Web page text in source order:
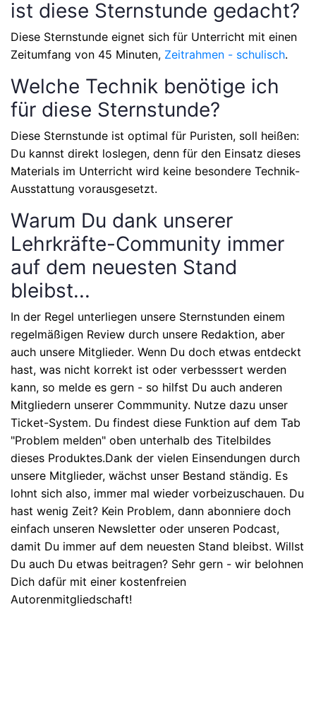
ist diese Sternstunde gedacht?
Diese Sternstunde eignet sich für Unterricht mit einen
Zeitumfang von 45 Minuten, Zeitrahmen - schulisch.
Welche Technik benötige ich
für diese Sternstunde?
Diese Sternstunde ist optimal für Puristen, soll heißen:
Du kannst direkt loslegen, denn für den Einsatz dieses
Materials im Unterricht wird keine besondere Technik-
Ausstattung vorausgesetzt.
Warum Du dank unserer
Lehrkräfte-Community immer
auf dem neuesten Stand
bleibst...
In der Regel unterliegen unsere Sternstunden einem
regelmäßigen Review durch unsere Redaktion, aber
auch unsere Mitglieder. Wenn Du doch etwas entdeckt
hast, was nicht korrekt ist oder verbesssert werden
kann, so melde es gern - so hilfst Du auch anderen
Mitgliedern unserer Commmunity. Nutze dazu unser
Ticket-System. Du findest diese Funktion auf dem Tab
"Problem melden" oben unterhalb des Titelbildes
dieses Produktes.Dank der vielen Einsendungen durch
unsere Mitglieder, wächst unser Bestand ständig. Es
lohnt sich also, immer mal wieder vorbeizuschauen. Du
hast wenig Zeit? Kein Problem, dann abonniere doch
einfach unseren Newsletter oder unseren Podcast,
damit Du immer auf dem neuesten Stand bleibst. Willst
Du auch Du etwas beitragen? Sehr gern - wir belohnen
Dich dafür mit einer kostenfreien
Autorenmitgliedschaft!